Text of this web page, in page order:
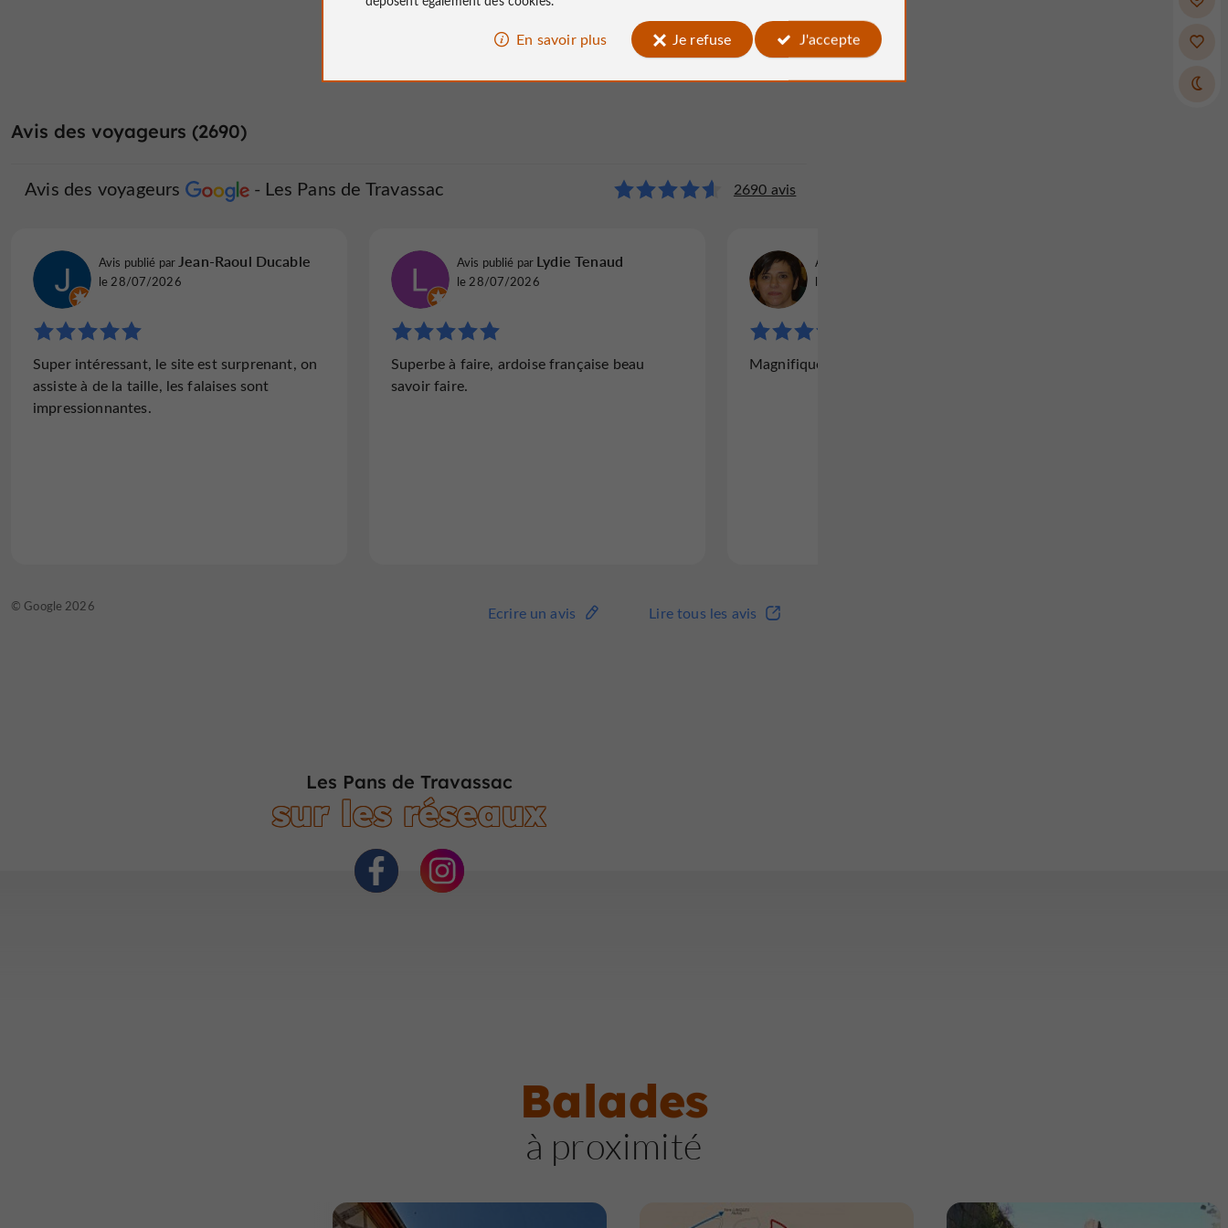
Dimanche
Avis des voyageurs (2690)
Avis des voyageurs Les Pans de Travassac 2690 avis
Avis publié par Jean-Raoul Ducable
le 28/07/2026
Super intéressant, le site est surprenant, on
assiste à de la taille, les falaises sont
impressionnantes.
Avis publié par Lydie Tenaud
le 28/07/2026
Superbe à faire, ardoise française beau
savoir faire.
Avis publié par
le 28/07/2026
Magnifique 🤩
Lire tous les avis
Ecrire un avis
© Google 2026
Les Pans de Travassac
sur les réseaux
Balades
à proximité
En savoir plus Je refuse J'accepte